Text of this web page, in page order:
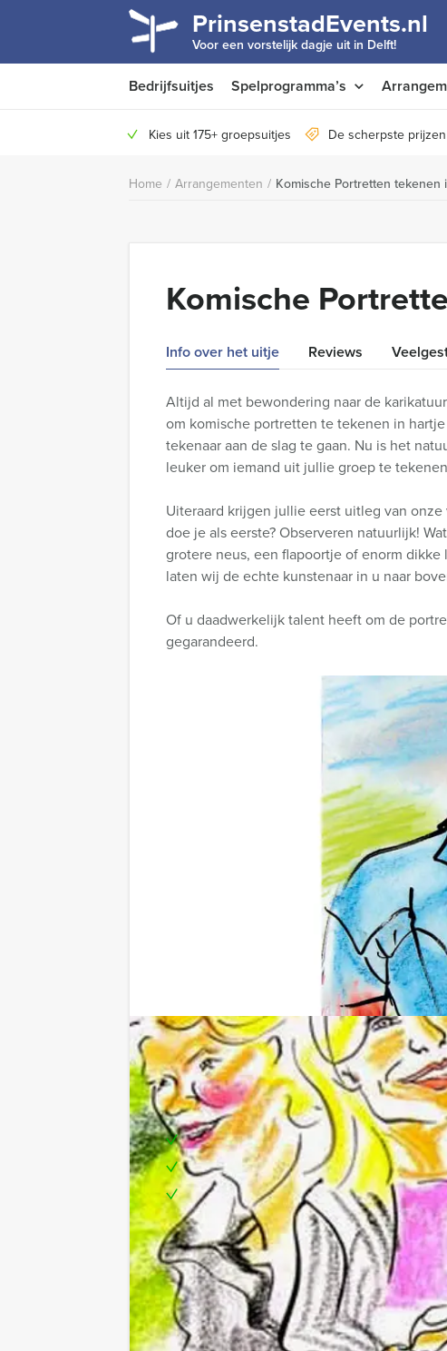
PrinsenstadEvents.nl
Voor een vorstelijk dagje uit in Delft!
Bedrijfsuitjes Spelprogramma’s
Kies uit 175+ groepsuitjes De scherpste
Home / Arrangementen / Komische Portretten tekenen
Komische
Info over het uitje Reviews
Altijd al met bewondering naar de
om komische portretten te tekenen in
tekenaar aan de slag te gaan. Nu is het
leuker om iemand uit jullie groep te
Uiteraard krijgen jullie eerst uitleg van
doe je als eerste? Observeren natuurlijk!
grotere neus, een flapoortje of enorm
laten wij de echte kunstenaar in u naar
Of u daadwerkelijk talent heeft om de
gegarandeerd.
Inclusief:
Professionele Komische Portret tekenaar
Locatie in het centrum van Delft
Te boeken op de door u gewenste dag!
Tip:
Niet telkens uw knip hoeven trekken om
het drankarrangement, waarbij u
verrassingen te staan!
Reservering voor kleinere groepen: